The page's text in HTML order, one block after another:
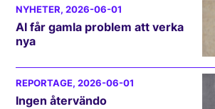
NYHETER, 2026-06-01
AI får gamla problem att verka
nya
REPORTAGE, 2026-06-01
Ingen återvändo